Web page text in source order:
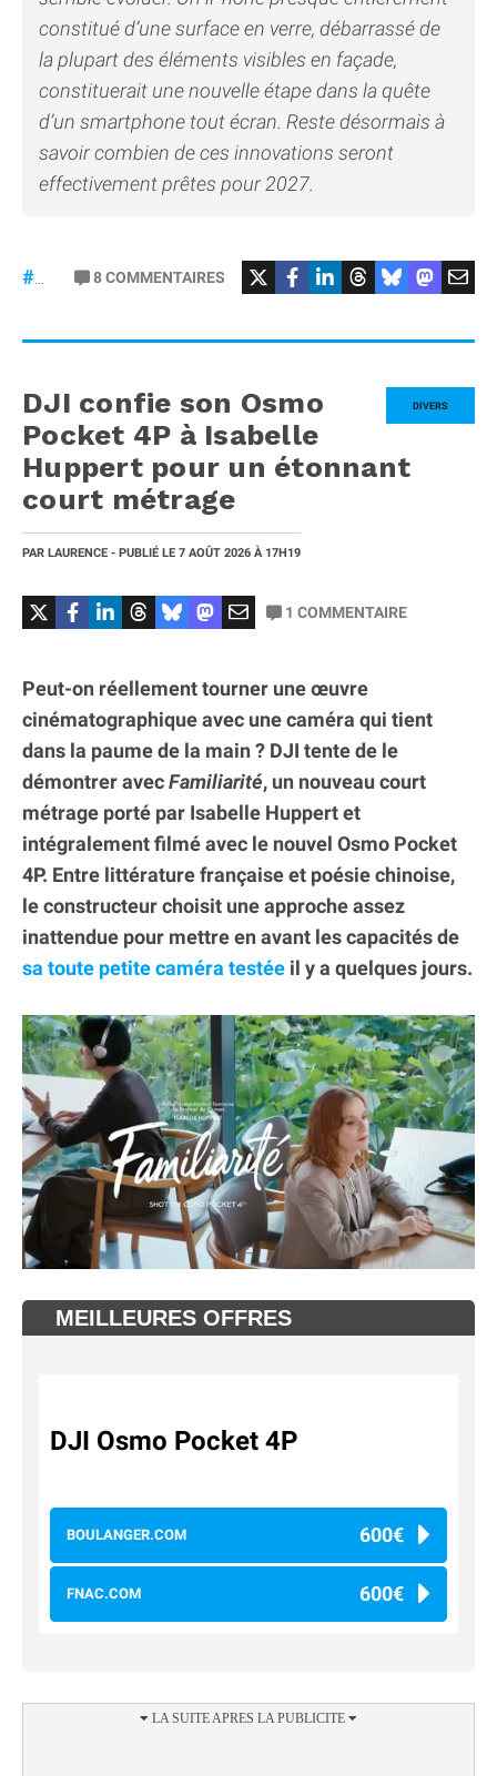
constitué d’une surface en verre, débarrassé de
la plupart des éléments visibles en façade,
constituerait une nouvelle étape dans la quête
d’un smartphone tout écran. Reste désormais à
savoir combien de ces innovations seront
effectivement prêtes pour 2027.
8COMMENTAIRES
DIVERS
DJI confie son Osmo
Pocket 4P à Isabelle
Huppert pour un étonnant
court métrage
PAR LAURENCE - PUBLIÉ LE 7 AOÛT 2026 À 17H19
1 COMMENTAIRE
Peut-on réellement tourner une œuvre
cinématographique avec une caméra qui tient
dans la paume de la main ? DJI tente de le
démontrer avecFamiliarité, un nouveau court
métrage porté par Isabelle Huppert et
intégralement filmé avec le nouvel Osmo Pocket
4P. Entre littérature française et poésie chinoise,
le constructeur choisit une approche assez
inattendue pour mettre en avant les capacités de
sa toute petite caméra testée il y a quelques jours.
MEILLEURES OFFRES
DJI Osmo Pocket 4P
BOULANGER.COM 600€
FNAC.COM 600€